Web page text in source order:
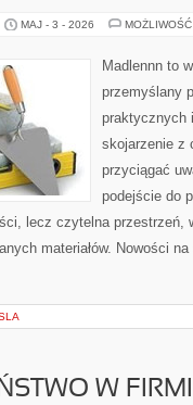
MAJ - 3 - 2026
Madlennn to
przemyślany
praktycznych
skojarzenie z
przyciągać
podejście do
lecz czytelna przestrzeń,
materiałów. Nowości
W